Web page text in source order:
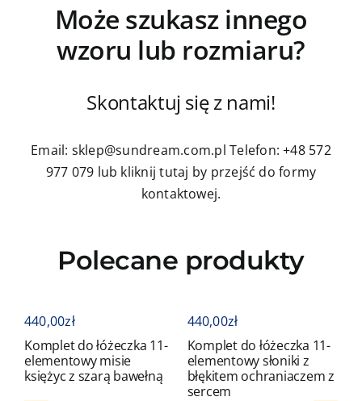
Może szukasz innego
wzoru lub rozmiaru?
Skontaktuj się z nami!
Email: sklep@sundream.com.pl Telefon: +48 572
977 079 lub kliknij tutaj by przejść do formy
kontaktowej.
Polecane produkty
440,00zł
Komplet do łóżeczka 11-
elementowy misie
księżyc z szarą bawełną
440,00zł
Komplet do łóżeczka 11-
elementowy słoniki z
błękitem ochraniaczem z
sercem